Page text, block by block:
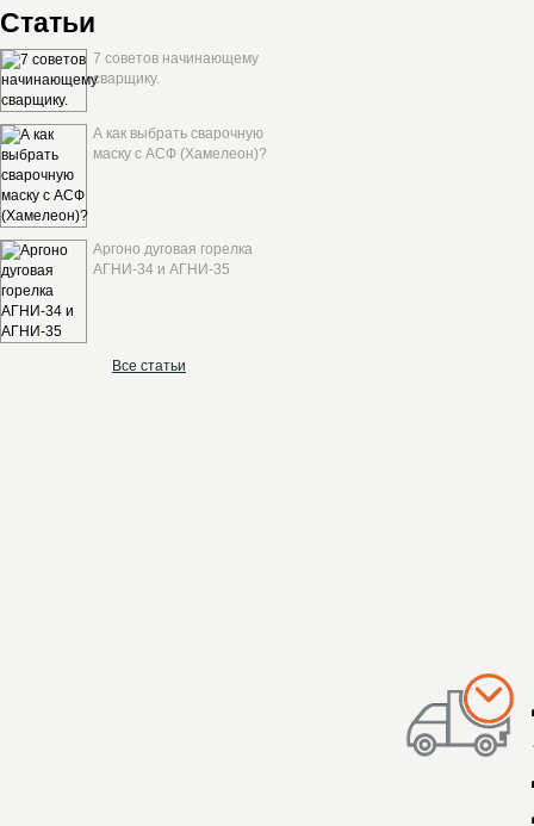
Статьи
7 советов начинающему
сварщику.
А как выбрать сварочную
маску с АСФ (Хамелеон)?
Аргоно дуговая горелка
АГНИ-34 и АГНИ-35
Все статьи